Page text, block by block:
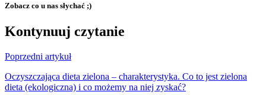
Zobacz co u nas słychać ;)
Kontynuuj czytanie
Poprzedni artykuł
Oczyszczająca dieta zielona – charakterystyka. Co to jest zielona
dieta (ekologiczna) i co możemy na niej zyskać?